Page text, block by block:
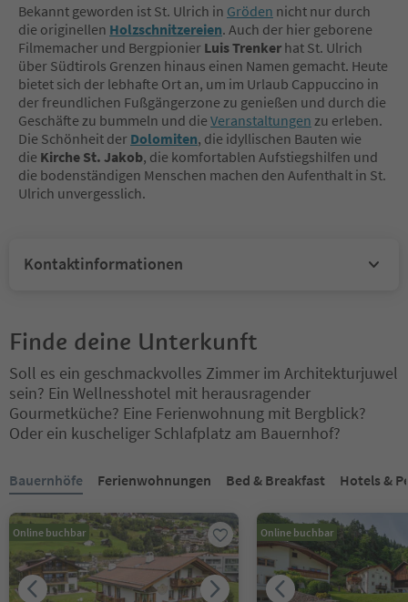
Bekannt geworden ist St. Ulrich in Gröden nicht nur durch
die originellen Holzschnitzereien. Auch der hier geborene
Filmemacher und Bergpionier Luis Trenker hat St. Ulrich
über Südtirols Grenzen hinaus einen Namen gemacht. Heute
bietet sich der lebhafte Ort an, um im Urlaub Cappuccino in
der freundlichen Fußgängerzone zu genießen und durch die
Geschäfte zu bummeln und die Veranstaltungen zu erleben.
Die Schönheit der Dolomiten, die idyllischen Bauten wie
die Kirche St. Jakob, die komfortablen Aufstiegshilfen und
die bodenständigen Menschen machen den Aufenthalt in St.
Ulrich unvergesslich.
Kontaktinformationen
Finde deine Unterkunft
Soll es ein geschmackvolles Zimmer im Architekturjuwel
sein? Ein Wellnesshotel mit herausragender
Gourmetküche? Eine Ferienwohnung mit Bergblick?
Oder ein kuscheliger Schlafplatz am Bauernhof?
Bauernhöfe Ferienwohnungen Bed & Breakfast Hotels &
Online buchbar Online buchbar